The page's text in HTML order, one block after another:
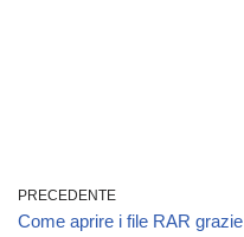
PRECEDENTE
Come aprire i file RAR grazie